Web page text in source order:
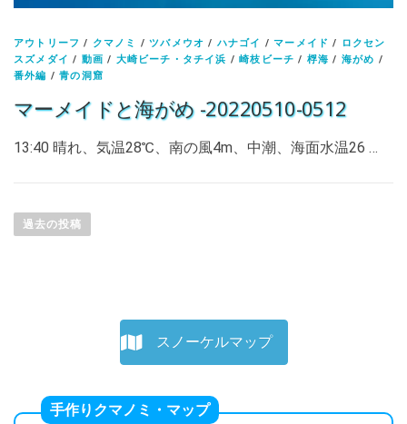
アウトリーフ / クマノミ /ツバメウオ /ハナゴイ /マーメイド /
ロクセン
スズメダイ / 動画 / 大崎ビーチ・タチイ浜 /崎枝ビーチ / 桴海 / 海がめ /
番外編 /青の洞窟
マーメイドと海がめ -20220510-0512
13:40 晴れ、気温28℃、南の風4m、中潮、海面水温26 …
稿
ナ
過去の投稿
スノーケルマップ
手作りクマノミ・マップ